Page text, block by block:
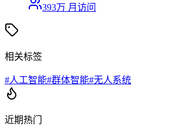
393万 月访问
相关标签
#人工智能#群体智能#无人系统
近期热门